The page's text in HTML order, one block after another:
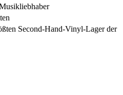
Second-Hand-Vinyl-Lager der